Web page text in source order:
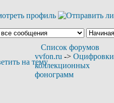
Список форумов
vvfon.ru -> Оцифровки
коллекционных
фонограмм